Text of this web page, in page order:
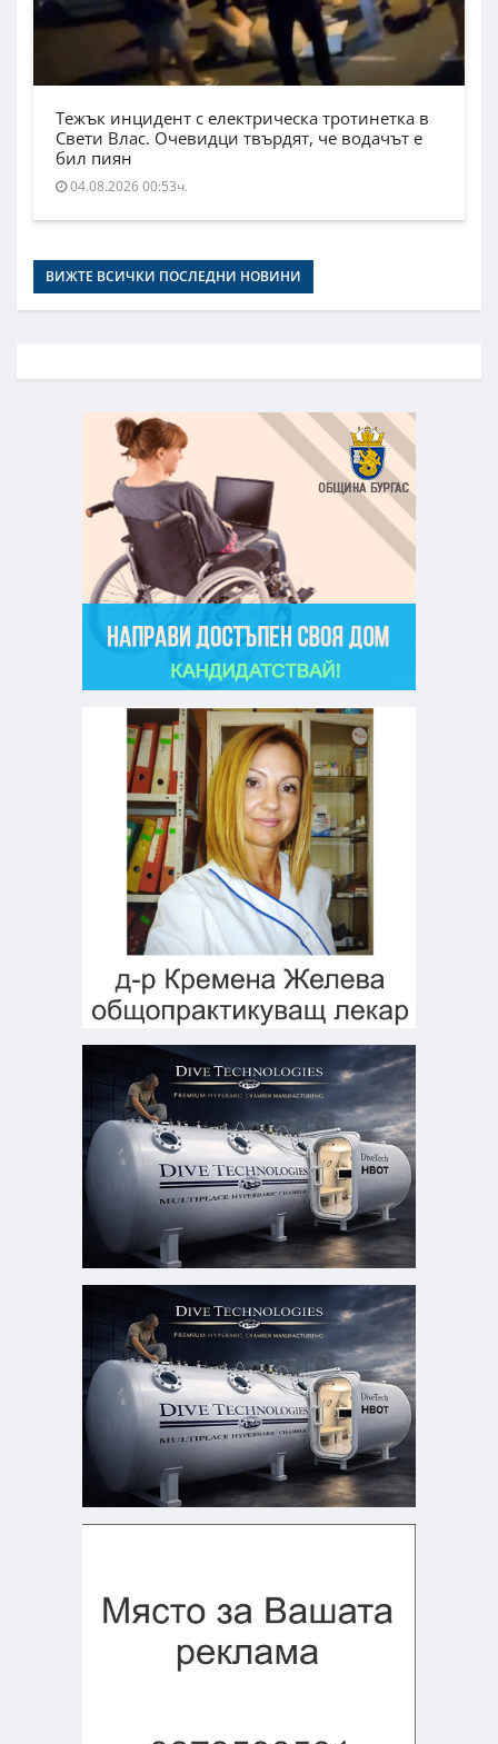
Тежък инцидент с електрическа тротинетка в
Свети Влас. Очевидци твърдят, че водачът е
бил пиян
04.08.2026 00:53ч.
ВИЖТЕ ВСИЧКИ ПОСЛЕДНИ НОВИНИ